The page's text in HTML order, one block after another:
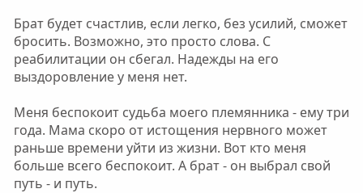
Брат будет счастлив, если легко, без усилий, сможет
бросить. Возможно, это просто слова. С
реабилитации он сбегал. Надежды на его
выздоровление у меня нет.
Меня беспокоит судьба моего племянника - ему три
года. Мама скоро от истощения нервного может
раньше времени уйти из жизни. Вот кто меня
больше всего беспокоит. А брат - он выбрал свой
путь - и путь.